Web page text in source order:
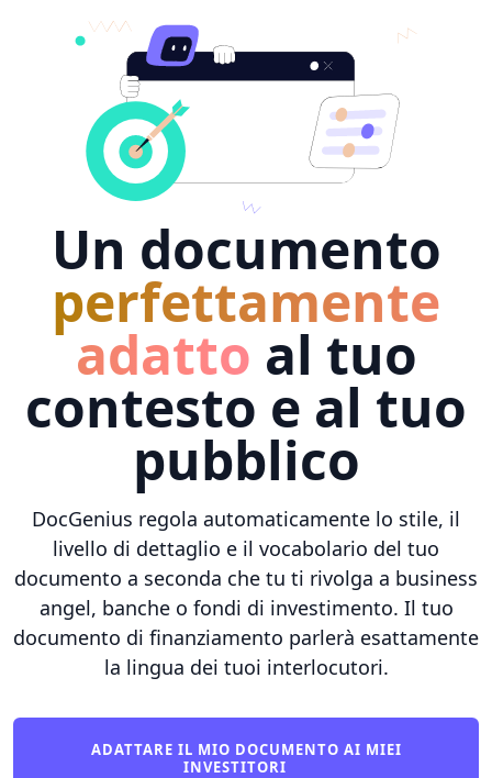
Un documento
perfettamente
adatto al tuo
contesto e al tuo
pubblico
DocGenius regola automaticamente lo stile, il
livello di dettaglio e il vocabolario del tuo
documento a seconda che tu ti rivolga a business
angel, banche o fondi di investimento. Il tuo
documento di finanziamento parlerà esattamente
la lingua dei tuoi interlocutori.
ADATTARE IL MIO DOCUMENTO AI MIEI
INVESTITORI